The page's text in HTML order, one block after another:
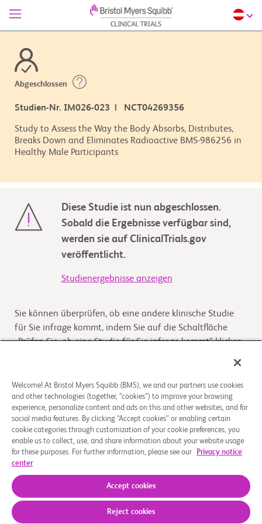
Abgeschlossen
Studien-Nr. IM026-023 | NCT04269356
Study to Assess the Way the Body Absorbs, Distributes,
Breaks Down and Eliminates Radioactive BMS-986256 in
Healthy Male Participants
Diese Studie ist nun abgeschlossen.
Sobald die Ergebnisse verfügbar sind,
werden sie auf ClinicalTrials.gov
veröffentlicht.
Studienergebnisse anzeigen
Sie können überprüfen, ob eine andere klinische Studie
für Sie infrage kommt, indem Sie auf die Schaltfläche
„Prüfen Sie, ob eine Studie für Sie infrage kommt“ klicken
Überblick
The purpose of this study is to assess the way the body
absorbs, distributes, breaks down and eliminates
Datenschutzbestimmungen Impressum
Welcome! At Bristol Myers Squibb (BMS), we and our partners use cookies
and other technologies (together, “cookies”) to improve your browsing
experience, personalize content and ads on this and other websites, and for
social media features. By clicking “Accept cookies” or enabling certain
cookie categories through customization of your cookie preferences, you
enable us to collect, use, and share information about your website usage
for these purposes. For further information, please see our
Privacy notice
center
Accept cookies
Reject cookies